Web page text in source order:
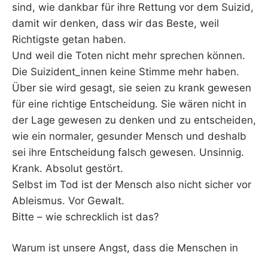
sind, wie dankbar für ihre Rettung vor dem Suizid,
damit wir denken, dass wir das Beste, weil
Richtigste getan haben.
Und weil die Toten nicht mehr sprechen können.
Die Suizident_innen keine Stimme mehr haben.
Über sie wird gesagt, sie seien zu krank gewesen
für eine richtige Entscheidung. Sie wären nicht in
der Lage gewesen zu denken und zu entscheiden,
wie ein normaler, gesunder Mensch und deshalb
sei ihre Entscheidung falsch gewesen. Unsinnig.
Krank. Absolut gestört.
Selbst im Tod ist der Mensch also nicht sicher vor
Ableismus. Vor Gewalt.
Bitte – wie schrecklich ist das?
Warum ist unsere Angst, dass die Menschen in